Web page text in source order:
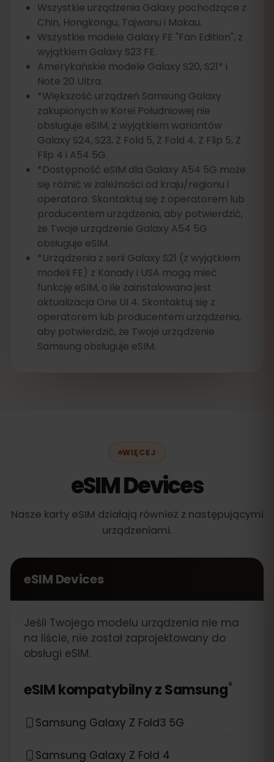
Wszystkie urządzenia Galaxy pochodzące z
Chin, Hongkongu, Tajwanu i Makau.
Wszystkie modele Galaxy FE "Fan Edition", z
wyjątkiem Galaxy S23 FE.
Amerykańskie modele Galaxy S20, S21* i
Note 20 Ultra.
*Większość urządzeń Samsung Galaxy
zakupionych w Korei Południowej nie
obsługuje eSIM, z wyjątkiem wariantów
Galaxy S24, S23, Z Fold 5, Z Fold 4, Z Flip 5, Z
Flip 4 i A54 5G.
*Dostępność eSIM dla Galaxy A54 5G może
się różnić w zależności od kraju/regionu i
operatora. Skontaktuj się z operatorem lub
producentem urządzenia, aby potwierdzić,
że Twoje urządzenie Galaxy A54 5G
obsługuje eSIM.
*Urządzenia z serii Galaxy S21 (z wyjątkiem
modeli FE) z Kanady i USA mogą mieć
funkcję eSIM, o ile zainstalowana jest
aktualizacja One UI 4. Skontaktuj się z
operatorem lub producentem urządzenia,
aby potwierdzić, że Twoje urządzenie
Samsung obsługuje eSIM.
WIĘCEJ
eSIM Devices
Nasze karty eSIM działają również z następującymi
urządzeniami.
eSIM Devices
Jeśli Twojego modelu urządzenia nie ma
na liście, nie został zaprojektowany do
obsługi eSIM.
eSIM kompatybilny zSamsung*
Samsung Galaxy Z Fold3 5G
Samsung Galaxy Z Fold 4